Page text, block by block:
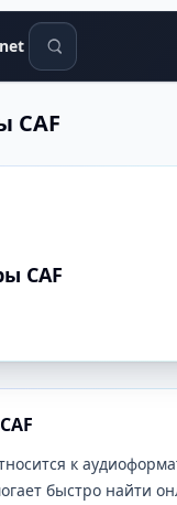
Поиск
CAF
CAF
к
быстро найти